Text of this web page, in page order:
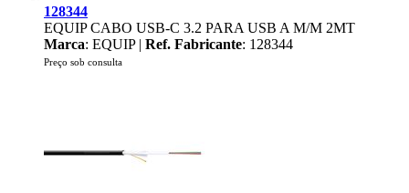
128344
EQUIP CABO USB-C 3.2 PARA USB A M/M 2MT
Marca: EQUIP | Ref. Fabricante: 128344
Preço sob consulta